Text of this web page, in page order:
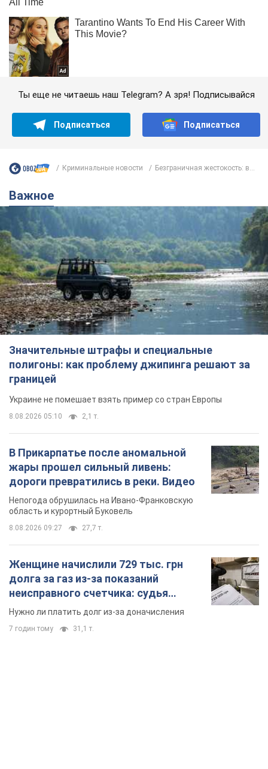
Ты еще не читаешь наш Telegram? А зря! Подписывайся
Подписаться Подписаться
Криминальные новости Безграничная жестокость: в...
Важное
Значительные штрафы и специальные
полигоны: как проблему джипинга решают за
границей
Украине не помешает взять пример со стран Европы
8.08.2026 05:10 2,1 т.
В Прикарпатье после аномальной
жары прошел сильный ливень:
дороги превратились в реки. Видео
Непогода обрушилась на Ивано-Франковскую
область и курортный Буковель
8.08.2026 09:27 27,7 т.
Женщине начислили 729 тыс. грн
долга за газ из-за показаний
неисправного счетчика: судья
вынес неожиданное решение
Нужно ли платить долг из-за доначисления
7 годин тому 31,1 т.